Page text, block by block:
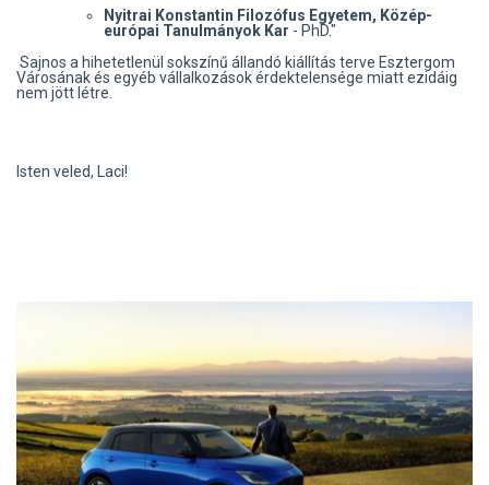
Nyitrai Konstantin Filozófus Egyetem, Közép-
európai Tanulmányok Kar - PhD."
Sajnos a hihetetlenül sokszínű állandó kiállítás terve Esztergom
Városának és egyéb vállalkozások érdektelensége miatt ezidáig
nem jött létre.
Isten veled, Laci!